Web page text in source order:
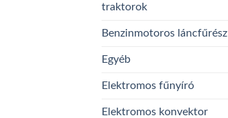
traktorok
Benzinmotoros láncfűrész
Egyéb
Elektromos fűnyíró
Elektromos konvektor